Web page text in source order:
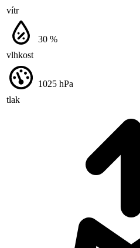
vítr
vlhkost
30 %
tlak
1025 hPa